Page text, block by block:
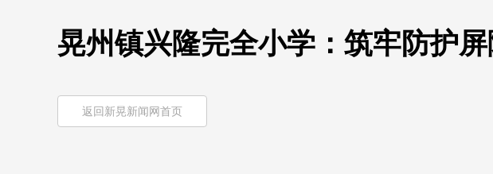
晃州镇兴隆完全小学：筑牢防护
返回新晃新闻网首页